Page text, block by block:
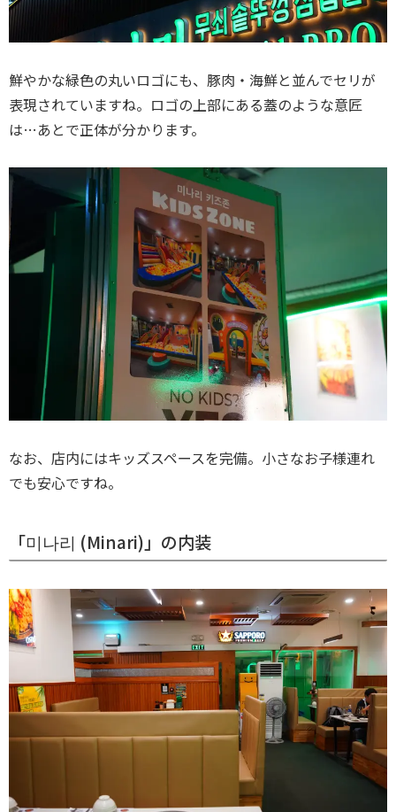
鮮やかな緑色の丸いロゴにも、豚肉・海鮮と並んでセリが
表現されていますね。ロゴの上部にある蓋のような意匠
は…あとで正体が分かります。
なお、店内にはキッズスペースを完備。小さなお子様連れ
でも安心ですね。
「미나리 (Minari)」の内装